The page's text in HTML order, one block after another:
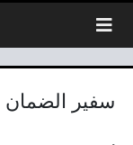
سفير الضمان